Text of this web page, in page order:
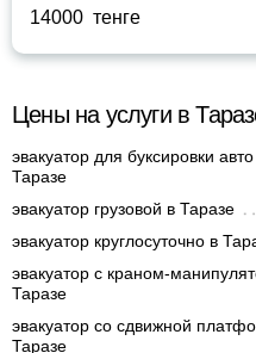
14000 тенге
Цены на услуги в
эвакуатор для буксировки
Таразе
эвакуатор грузовой в Таразе
эвакуатор круглосуточно в
эвакуатор с краном-
Таразе
эвакуатор со сдвижной
Таразе